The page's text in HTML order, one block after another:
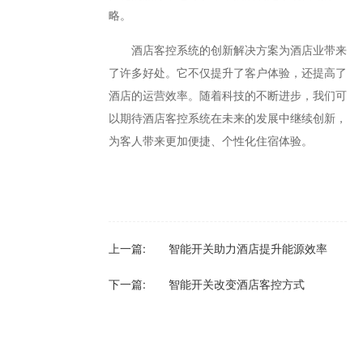
略。
酒店客控系统的创新解决方案为酒店业带来
了许多好处。它不仅提升了客户体验，还提高了
酒店的运营效率。随着科技的不断进步，我们可
以期待酒店客控系统在未来的发展中继续创新，
为客人带来更加便捷、个性化住宿体验。
上一篇: 智能开关助力酒店提升能源效率
下一篇: 智能开关改变酒店客控方式